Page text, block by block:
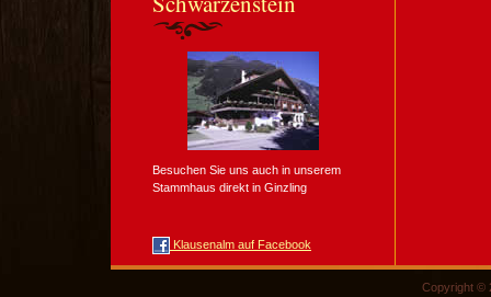
Besuchen Sie uns auch in unserem
Stammhaus direkt in Ginzling
Klausenalm auf Facebook
Copyright ©